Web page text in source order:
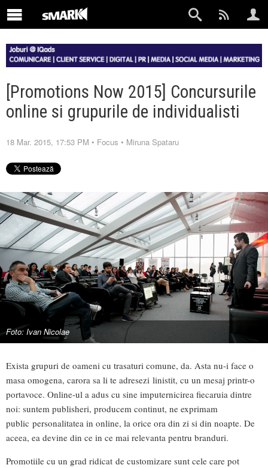
[Promotions Now 2015] Concursurile
online si grupurile de individualisti
18 Mar. 2015, 17:53 PM • Focus • Miruna Spataru
Foto: Ivan Nicolae
Exista grupuri de oameni cu trasaturi comune, da. Asta nu-i face o
masa omogena, carora sa li te adresezi linistit, cu un mesaj printr-o
portavoce. Online-ul a adus cu sine imputernicirea fiecaruia dintre
noi: suntem publisheri, producem continut, ne exprimam
public personalitatea in online, la orice ora din zi si din noapte. De
aceea, ea devine din ce in ce mai relevanta pentru branduri.
Promotiile cu un grad ridicat de customizare sunt cele care pot